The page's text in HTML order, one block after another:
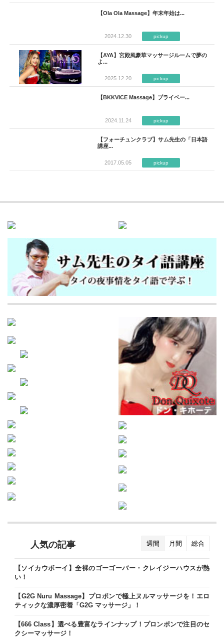
【Ola Ola Massage】年末年始は...
2024.12.30 pickup
【AYA】宮殿風豪華マッサージルームで夢の
よ...
2025.12.20 pickup
【BKKVICE Massage】プライベー...
2024.11.24 pickup
【フォーチュンクラブ】サム先生の「日本語
講座...
2017.05.05 pickup
人気の記事 週間 月間 総合
【ソイカウボーイ】全裸のゴーゴーバー・クレイジーハウスが熱
い！
【G2G Nuru Massage】プロポンで極上ヌルマッサージを！エロ
ティックな濃厚密着「G2G マッサージ」！
【666 Class】選べる豊富なラインナップ！プロンポンで注目のセ
クシーマッサージ！